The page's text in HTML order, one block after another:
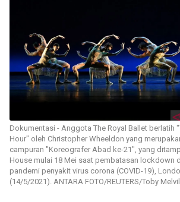
Dokumentasi - Anggota The Royal Ballet berlatih
Hour" oleh Christopher Wheeldon yang
campuran "Koreografer Abad ke-21", yang
House mulai 18 Mei saat pembatasan lockdown
pandemi penyakit virus corona (COVID-19),
(14/5/2021). ANTARA FOTO/REUTERS/Toby